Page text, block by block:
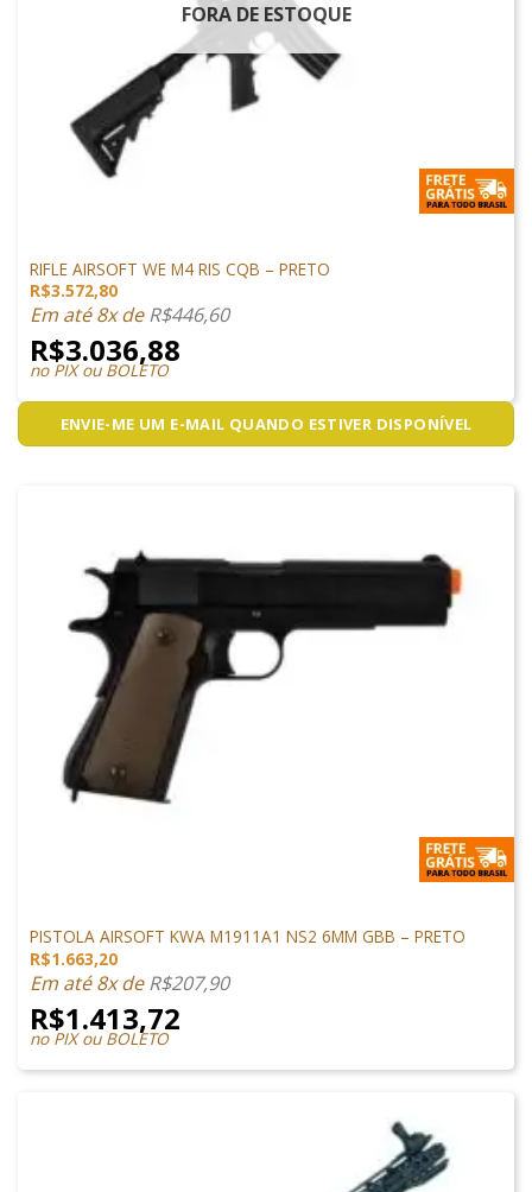
FORA DE ESTOQUE
RIFLE AIRSOFT WE M4 RIS CQB – PRETO
R$3.572,80
Em até 8x deR$446,60
R$3.036,88
no PIX ou BOLETO
ENVIE-ME UM E-MAIL QUANDO ESTIVER DISPONÍVEL
PISTOLA AIRSOFT KWA M1911A1 NS2 6MM GBB – PRETO
R$1.663,20
Em até 8x deR$207,90
R$1.413,72
no PIX ou BOLETO